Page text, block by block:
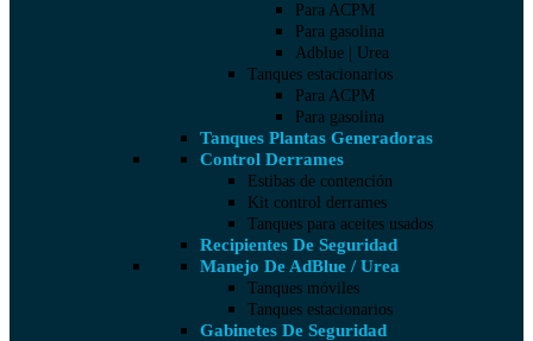
Para ACPM
Para gasolina
Adblue | Urea
Tanques estacionarios
Para ACPM
Para gasolina
Tanques Plantas Generadoras
Control Derrames
Estibas de contención
Kit control derrames
Tanques para aceites usados
Recipientes De Seguridad
Manejo De AdBlue / Urea
Tanques móviles
Tanques estacionarios
Gabinetes De Seguridad